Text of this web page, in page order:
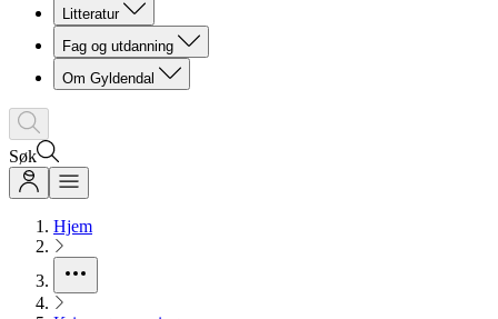
Litteratur
Fag og utdanning
Om Gyldendal
Søk
Hjem